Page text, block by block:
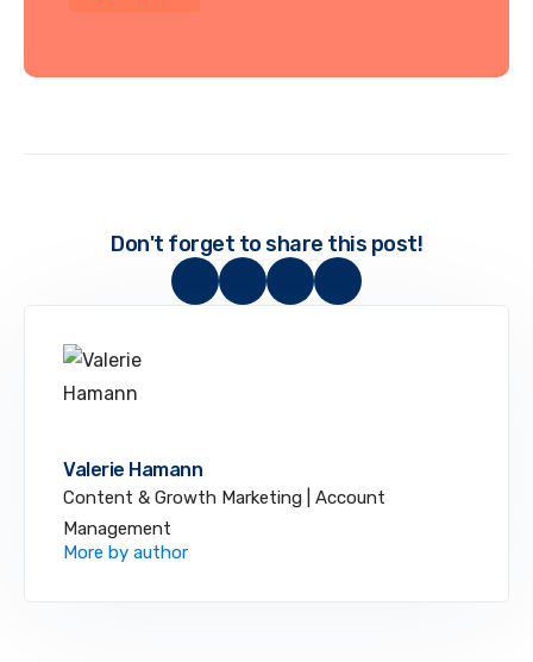
Don't forget to share this post!
Valerie Hamann
Content & Growth Marketing | Account
Management
More by author